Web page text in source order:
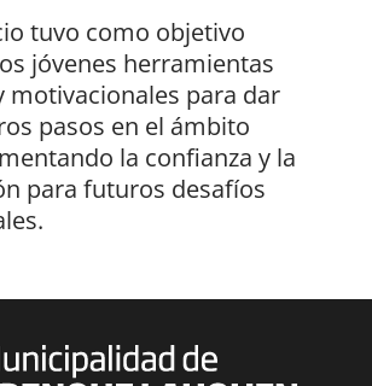
tuvo como objetivo
jóvenes herramientas
motivacionales para dar
pasos en el ámbito
la confianza y la
para futuros desafíos